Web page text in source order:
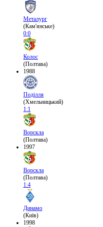
Металург
(Кам'янське)
0:0
Колос
(Полтава)
1988
Поділля
(Хмельницький)
1:1
Ворскла
(Полтава)
1997
Ворскла
(Полтава)
1:4
Динамо
(Київ)
1998